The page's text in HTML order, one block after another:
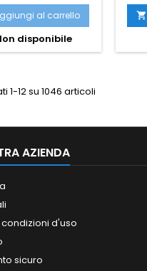
al carrello
disponibile

1-12 su 1046 articoli
AZIENDA
d'uso
sicuro